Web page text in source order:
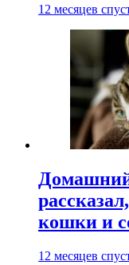
12 месяцев
кошки и
12 месяцев